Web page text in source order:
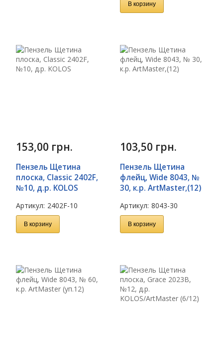
В корзину
153,00 грн.
Пензель Щетина
плоска, Classic 2402F,
№10, д.р. KOLOS
Артикул: 2402F-10
В корзину
103,50 грн.
Пензель Щетина
флейц, Wide 8043, №
30, к.р. ArtMaster,(12)
Артикул: 8043-30
В корзину